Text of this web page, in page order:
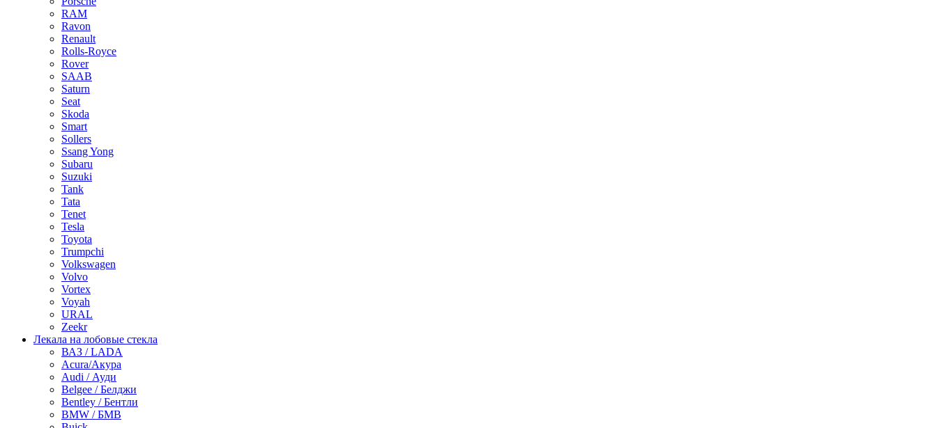
RAM
Ravon
Renault
Rolls-Royce
Rover
SAAB
Saturn
Seat
Skoda
Smart
Sollers
Ssang Yong
Subaru
Suzuki
Tank
Tata
Tenet
Tesla
Toyota
Trumpchi
Volkswagen
Volvo
Vortex
Voyah
URAL
Zeekr
Лекала на лобовые стекла
ВАЗ / LADA
Acura/Акура
Audi / Ауди
Belgee / Белджи
Bentley / Бентли
BMW / БМВ